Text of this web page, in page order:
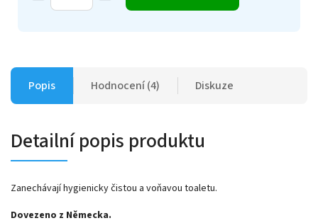
Popis Hodnocení (4) Diskuze
Detailní popis produktu
Zanechávají hygienicky čistou a voňavou toaletu.
Dovezeno z Německa.